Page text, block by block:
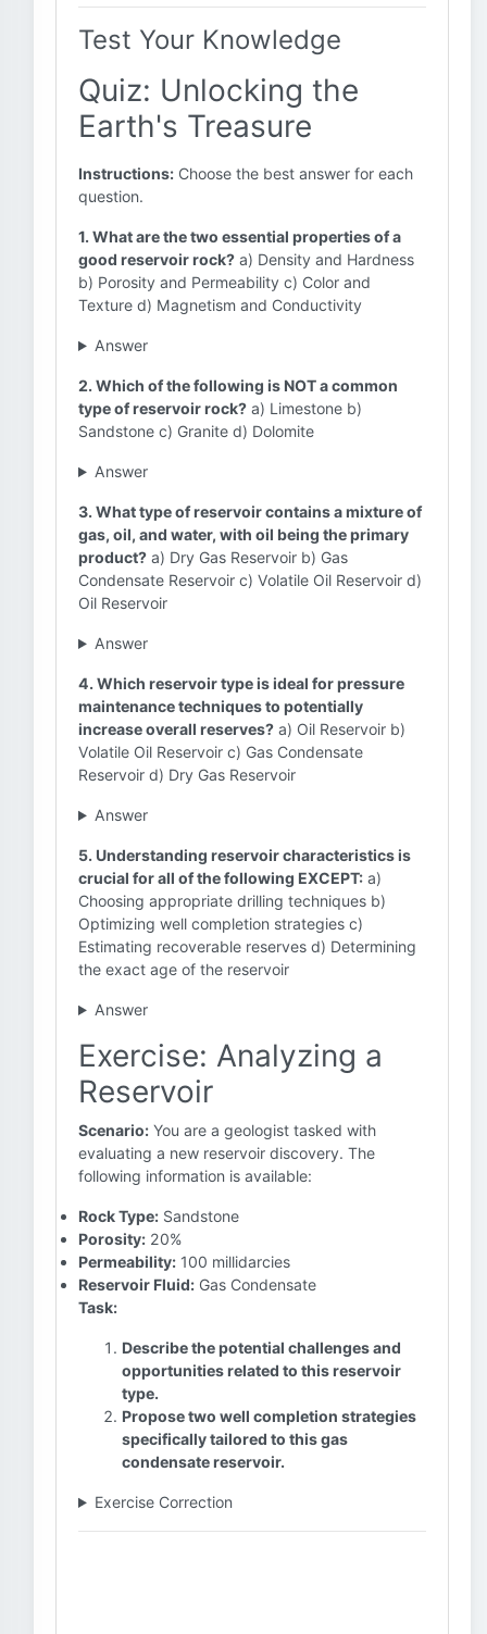
Test Your Knowledge
Quiz: Unlocking the
Earth's Treasure
Instructions: Choose the best answer for each
question.
1. What are the two essential properties of a
good reservoir rock? a) Density and Hardness
b) Porosity and Permeability c) Color and
Texture d) Magnetism and Conductivity
Answer
2. Which of the following is NOT a common
type of reservoir rock? a) Limestone b)
Sandstone c) Granite d) Dolomite
Answer
3. What type of reservoir contains a mixture of
gas, oil, and water, with oil being the primary
product? a) Dry Gas Reservoir b) Gas
Condensate Reservoir c) Volatile Oil Reservoir d)
Oil Reservoir
Answer
4. Which reservoir type is ideal for pressure
maintenance techniques to potentially
increase overall reserves? a) Oil Reservoir b)
Volatile Oil Reservoir c) Gas Condensate
Reservoir d) Dry Gas Reservoir
Answer
5. Understanding reservoir characteristics is
crucial for all of the following EXCEPT: a)
Choosing appropriate drilling techniques b)
Optimizing well completion strategies c)
Estimating recoverable reserves d) Determining
the exact age of the reservoir
Answer
Exercise: Analyzing a
Reservoir
Scenario: You are a geologist tasked with
evaluating a new reservoir discovery. The
following information is available:
Rock Type: Sandstone
Porosity: 20%
Permeability: 100 millidarcies
Reservoir Fluid: Gas Condensate
Task:
Describe the potential challenges and
opportunities related to this reservoir
type.
Propose two well completion strategies
specifically tailored to this gas
condensate reservoir.
Exercise Correction